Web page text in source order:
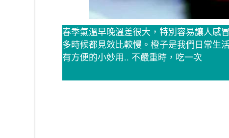
春季氣溫早晚溫差很大，特別容易讓人感
多時候都見效比較慢。橙子是我們日常生
有方便的小妙用.. 不嚴重時，吃一次